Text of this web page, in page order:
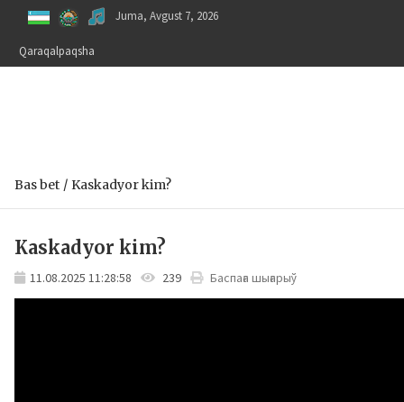
content
Juma, Avgust 7, 2026
Qaraqalpaqsha
Bas bet Kaskadyor kim?
Kaskadyor kim?
11.08.2025 11:28:58 239 Баспаға шығарыў